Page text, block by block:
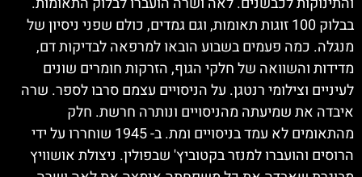
בבלוק 100 זוגות תאומות, וגם גמדים, כולם שפני ניסיון של
מנגלה. כמה פעמים בשבוע הובאו למרפאה לבדיקות דם,
מדידות והשוואה של חלקי הגוף, הזרקות חומרים שונים
לעיניים וצילומי רנטגן. על הניסויים עצמם סרבו לספר. שרה
איבדה את שמיעתה מהניסויים ונותרה חרשת. חלק
מהתאומים לא עמד בניסויים ומת. ב- 1945 שוחררו על ידי
הרוסים והועברו למנזר בקטוביץ' שבפולין. ניצולת אושוויץ